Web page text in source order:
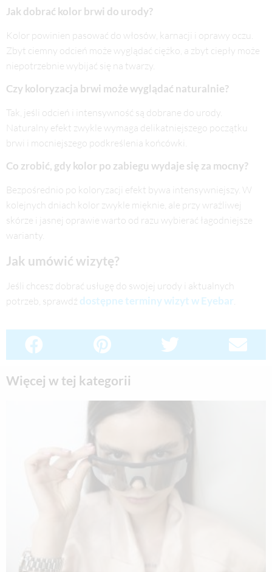
Jak dobrać kolor brwi do urody?
Kolor powinien pasować do włosów, karnacji i oprawy oczu.
Zbyt ciemny odcień może wyglądać ciężko, a zbyt ciepły może
niepotrzebnie wybijać się na twarzy.
Czy koloryzacja brwi może wyglądać naturalnie?
Tak, jeśli odcień i intensywność są dobrane do urody.
Naturalny efekt zwykle wymaga delikatniejszego początku
brwi i mocniejszego podkreślenia końcówki.
Co zrobić, gdy kolor po zabiegu wydaje się za mocny?
Bezpośrednio po koloryzacji efekt bywa intensywniejszy. W
kolejnych dniach kolor zwykle mięknie, ale przy wrażliwej
skórze i jasnej oprawie warto od razu wybierać łagodniejsze
warianty.
Jak umówić wizytę?
Jeśli chcesz dobrać usługę do swojej urody i aktualnych
potrzeb, sprawdź dostępne terminy wizyt w Eyebar
Więcej w tej kategorii